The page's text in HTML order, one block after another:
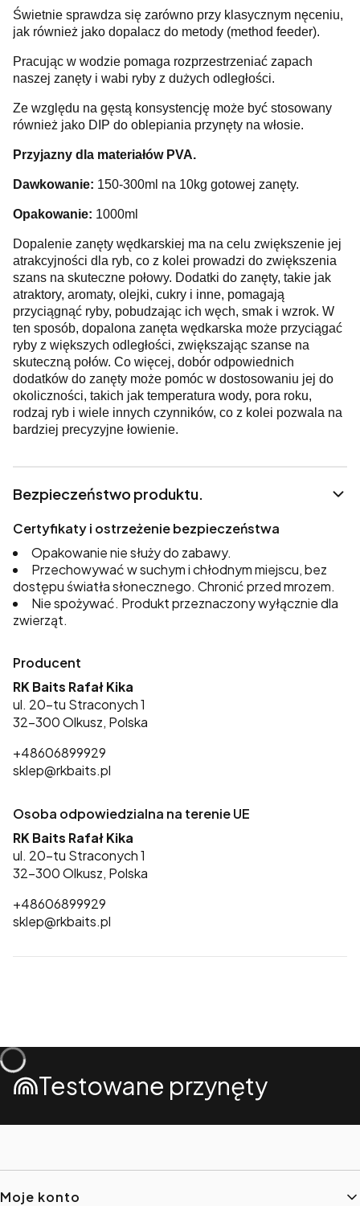
Świetnie sprawdza się zarówno przy klasycznym nęceniu,
jak również jako dopalacz do metody (method feeder).
Pracując w wodzie pomaga rozprzestrzeniać zapach
naszej zanęty i wabi ryby z dużych odległości.
Ze względu na gęstą konsystencję może być stosowany
również jako DIP do oblepiania przynęty na włosie.
Przyjazny dla materiałów PVA.
Dawkowanie: 150-300ml na 10kg gotowej zanęty.
Opakowanie: 1000ml
Dopalenie zanęty wędkarskiej ma na celu zwiększenie jej
atrakcyjności dla ryb, co z kolei prowadzi do zwiększenia
szans na skuteczne połowy. Dodatki do zanęty, takie jak
atraktory, aromaty, olejki, cukry i inne, pomagają
przyciągnąć ryby, pobudzając ich węch, smak i wzrok. W
ten sposób, dopalona zanęta wędkarska może przyciągać
ryby z większych odległości, zwiększając szanse na
skuteczną połów. Co więcej, dobór odpowiednich
dodatków do zanęty może pomóc w dostosowaniu jej do
okoliczności, takich jak temperatura wody, pora roku,
rodzaj ryb i wiele innych czynników, co z kolei pozwala na
bardziej precyzyjne łowienie.
Bezpieczeństwo produktu.
Certyfikaty i ostrzeżenie bezpieczeństwa
Opakowanie nie służy do zabawy.
Przechowywać w suchym i chłodnym miejscu, bez
dostępu światła słonecznego. Chronić przed mrozem.
Nie spożywać. Produkt przeznaczony wyłącznie dla
zwierząt.
Producent
RK Baits Rafał Kika
ul. 20-tu Straconych 1
32-300 Olkusz, Polska
+48606899929
sklep@rkbaits.pl
Osoba odpowiedzialna na terenie UE
RK Baits Rafał Kika
ul. 20-tu Straconych 1
32-300 Olkusz, Polska
+48606899929
sklep@rkbaits.pl
Testowane przynęty
Linki w stopce
Moje konto